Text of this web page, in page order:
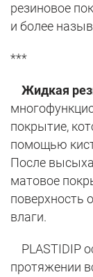
резиновое
и более
***
Жидкая
покрытие,
помощью
После
матовое
поверхность
влаги.
PLASTIDIP
протяжении